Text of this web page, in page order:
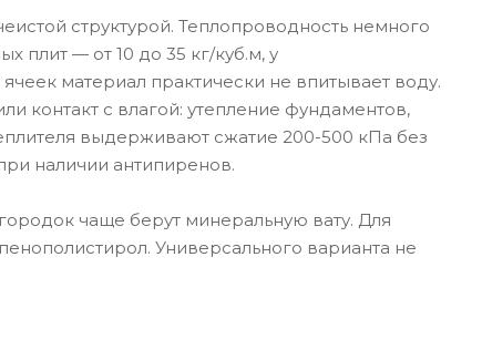
структурой. Теплопроводность немного
плит — от 10 до 35 кг/куб.м, у
материал практически не впитывает воду.
контакт с влагой: утепление фундаментов,
выдерживают сжатие 200-500 кПа без
наличии антипиренов.
чаще берут минеральную вату. Для
Универсального варианта не